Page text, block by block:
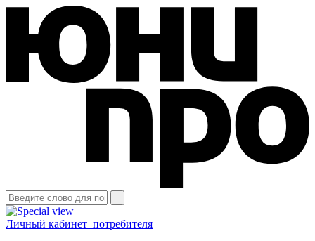
Личный кабинет потребителя